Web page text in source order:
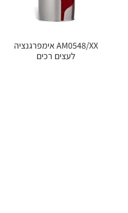
AM0548/XX אימפרגנציה
לעצים רכים